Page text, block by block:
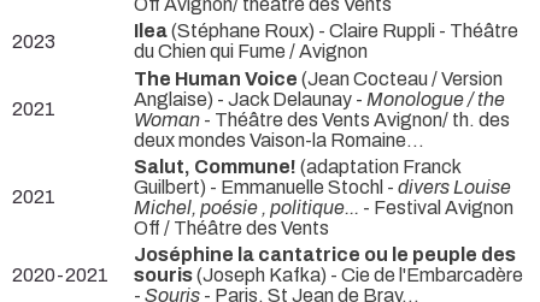
Off Avignon/ théâtre des Vents
2023
Ilea(Stéphane Roux) - Claire Ruppli - Théâtre
du Chien qui Fume / Avignon
2021
The Human Voice (Jean Cocteau / Version
Anglaise) - Jack Delaunay - Monologue / the
Woman - Théâtre des Vents Avignon/ th. des
deux mondes Vaison-la Romaine...
2021
Salut, Commune! (adaptation Franck
Guilbert) - Emmanuelle Stochl - divers Louise
Michel, poésie , politique... - Festival Avignon
Off / Théâtre des Vents
2020-2021
Joséphine la cantatrice ou le peuple des
souris(Joseph Kafka) - Cie de l'Embarcadère
- Souris - Paris, St Jean de Bray...